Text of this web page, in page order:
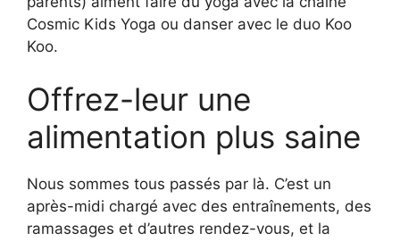
Cosmic Kids Yoga ou danser avec le duo Koo
Koo.
Offrez-leur une
alimentation plus saine
Nous sommes tous passés par là. C’est un
après-midi chargé avec des entraînements, des
ramassages et d’autres rendez-vous, et la